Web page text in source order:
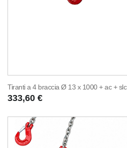
Tiranti a 4 braccia Ø 13 x 1000 + ac + slc
333,60 €